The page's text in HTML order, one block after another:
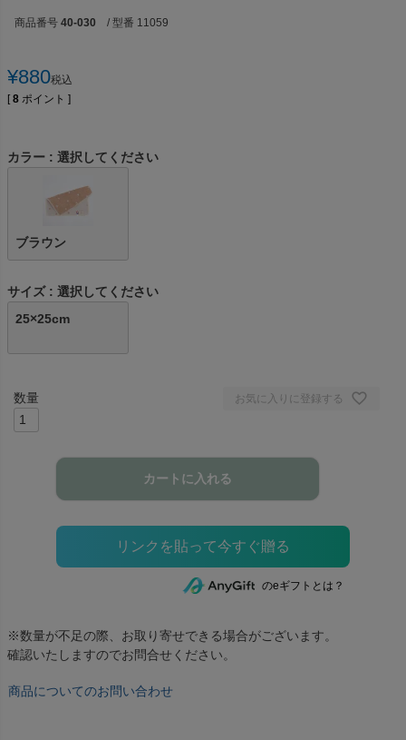
商品番号 40-030 / 型番 11059
¥880税込
[ 8 ポイント ]
カラー 選択してください
ブラウン
サイズ
選択してください
25×25cm
お気に入りに登録する
カートに入れる
のeギフトとは？
※数量が不足の際、お取り寄せできる場合がございます。
確認いたしますのでお問合せください。
商品についてのお問い合わせ